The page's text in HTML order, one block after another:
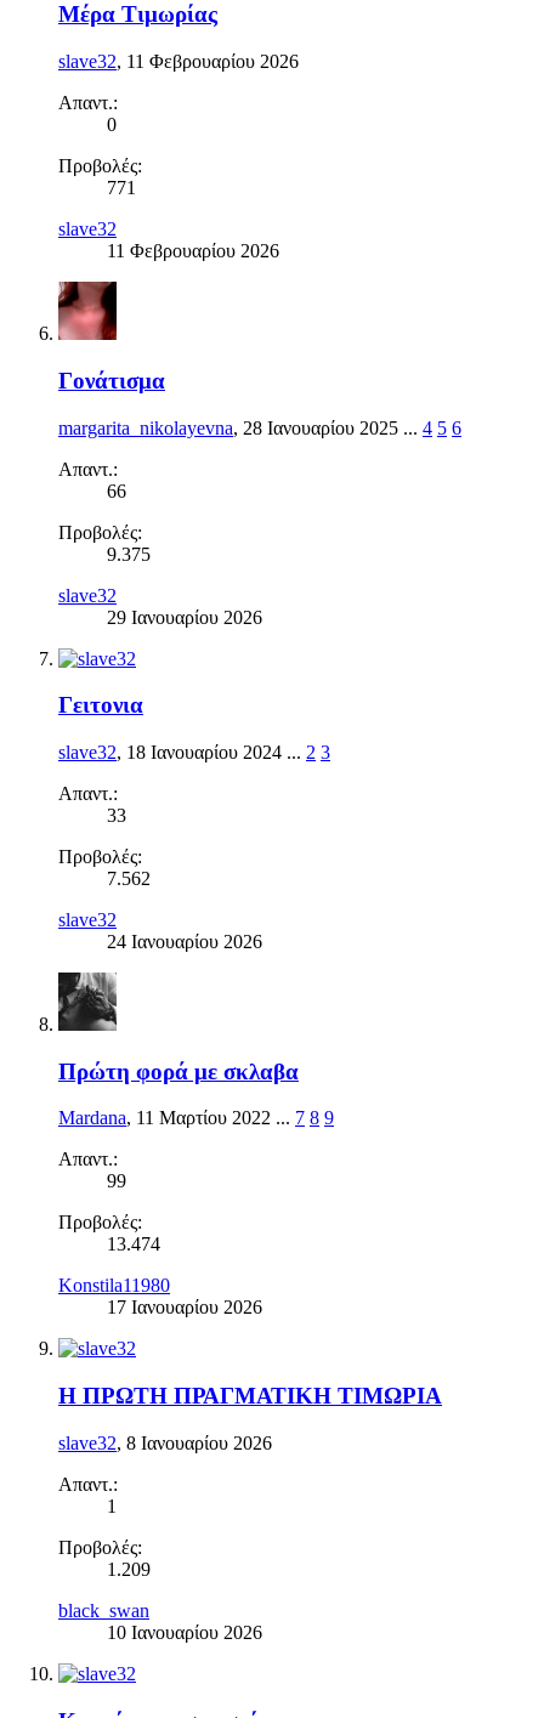
Μέρα Τιμωρίας
slave32, 11 Φεβρουαρίου 2026
Απαντ.:
0
Προβολές:
771
slave32
11 Φεβρουαρίου 2026
Γονάτισμα
margarita_nikolayevna, 28 Ιανουαρίου 2025 ... 4 5 6
Απαντ.:
66
Προβολές:
9.375
slave32
29 Ιανουαρίου 2026
Γειτονια
slave32, 18 Ιανουαρίου 2024 ... 2 3
Απαντ.:
33
Προβολές:
7.562
slave32
24 Ιανουαρίου 2026
Πρώτη φορά με σκλαβα
Mardana, 11 Μαρτίου 2022 ... 7 8 9
Απαντ.:
99
Προβολές:
13.474
Konstila11980
17 Ιανουαρίου 2026
Η ΠΡΩΤΗ ΠΡΑΓΜΑΤΙΚΗ ΤΙΜΩΡΙΑ
slave32, 8 Ιανουαρίου 2026
Απαντ.:
1
Προβολές:
1.209
black_swan
10 Ιανουαρίου 2026